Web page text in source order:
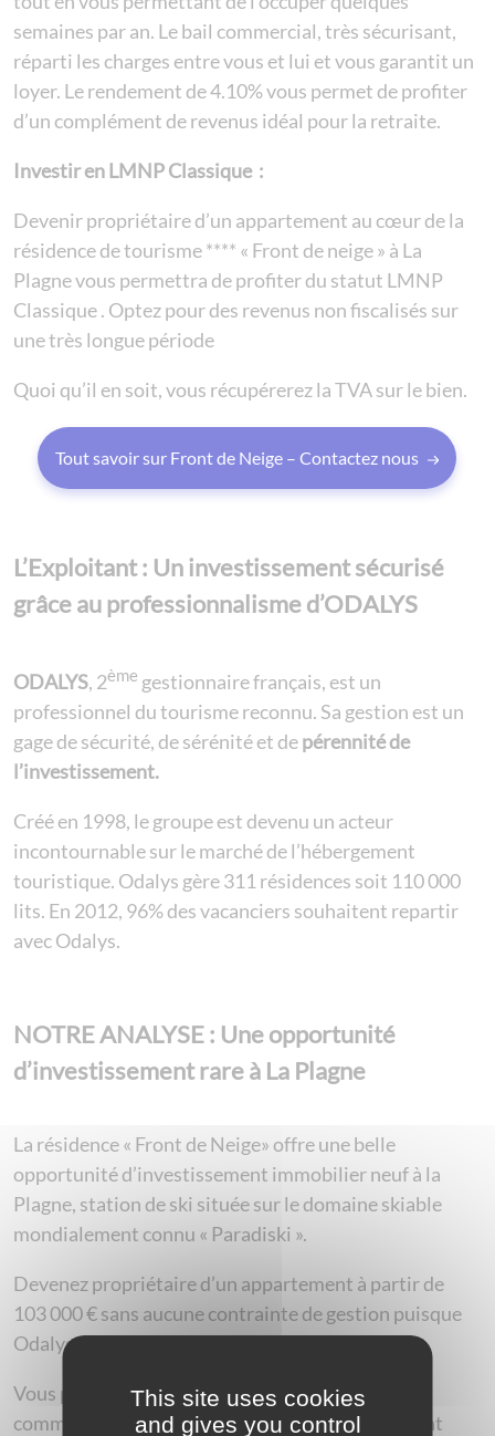
semaines par an. Le bail commercial, très sécurisant,
réparti les charges entre vous et lui et vous garantit un
loyer. Le rendement de 4.10% vous permet de profiter
d’un complément de revenus idéal pour la retraite.
Investir en LMNP Classique :
Devenir propriétaire d’un appartement au cœur de la
résidence de tourisme **** « Front de neige » à La
Plagne vous permettra de profiter du statut LMNP
Classique . Optez pour des revenus non fiscalisés sur
une très longue période
Quoi qu’il en soit, vous récupérerez la TVA sur le bien.
Tout savoir sur Front de Neige – Contactez nous
L’Exploitant : Un investissement sécurisé
grâce au professionnalisme d’ODALYS
ODALYS, 2ème gestionnaire français, est un
professionnel du tourisme reconnu. Sa gestion est un
gage de sécurité, de sérénité et depérennité de
l’investissement.
Créé en 1998, le groupe est devenu un acteur
incontournable sur le marché de l’hébergement
touristique. Odalys gère 311 résidences soit 110 000
lits. En 2012, 96% des vacanciers souhaitent repartir
avec Odalys.
NOTRE ANALYSE : Une opportunité
d’investissement rare à La Plagne
La résidence « Front de Neige» offre une belle
opportunité d’investissement immobilier neuf à la
Plagne, station de ski située sur le domaine skiable
mondialement connu « Paradiski ».
Devenez propriétaire d’un appartement à partir de
103 000 € sans aucune contrainte de gestion puisque
Odalys se charge de l’exploitation de la résidence.
Vous percevrez des revenus garantis par le bail
commercial et pourrez occuper votre appartement
This site uses cookies
and gives you control